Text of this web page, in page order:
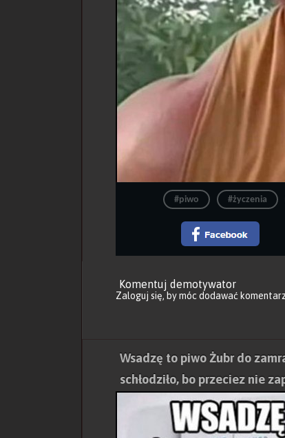
#piwo #życzenia
Komentuj demotywator
Zaloguj się, by móc dodawać
Wsadzę to piwo Żubr do
schłodziło, bo przeciez nie